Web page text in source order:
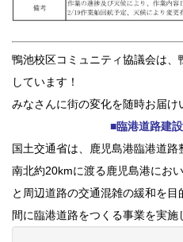
鴨池校区コミュニティ協議会は
しています！
みなさんに街の変化を随時お届け
■臨港道路建
国土交通省は、鹿児島港臨港道
南北約20kmに渡る鹿児島港にお
と周辺道路の交通混雑の緩和を
間に臨港道路をつくる事業を実施